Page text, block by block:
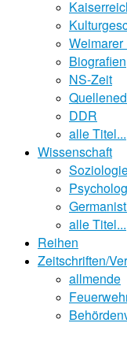
Biografien
NS-Zeit
DDR
alle Titel...
Wissenschaft
alle Titel...
Reihen
Zeitschriften/
allmende